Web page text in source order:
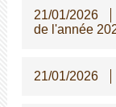
21/01/2026
de l'année
21/01/2026